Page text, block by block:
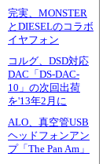
完実、MONSTER
とDIESELのコラボ
イヤフォン
コルグ、DSD対応
DAC「DS-DAC-
10」の次回出荷
を'13年2月に
ALO、真空管USB
ヘッドフォンアン
プ「The Pan Am」